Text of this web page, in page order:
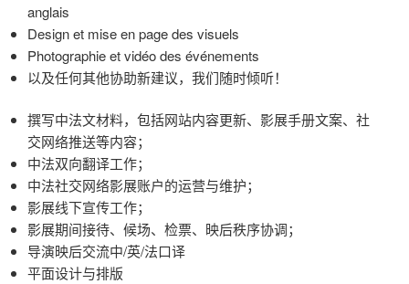
anglais
Design et mise en page des visuels
Photographie et vidéo des événements
以及任何其他协助新建议，我们随时倾听！
撰写中法文材料，包括网站内容更新、影展手册文案、社
交网络推送等内容；
中法双向翻译工作；
中法社交网络影展账户的运营与维护；
影展线下宣传工作；
影展期间接待、候场、检票、映后秩序协调；
导演映后交流中/英/法口译
平面设计与排版